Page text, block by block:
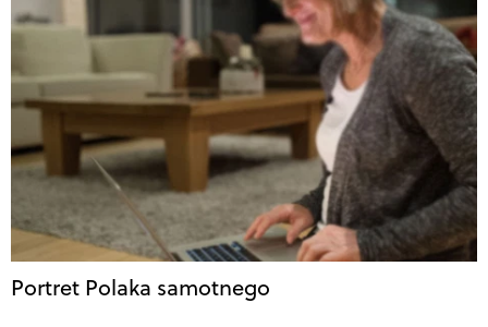
Portret Polaka samotnego